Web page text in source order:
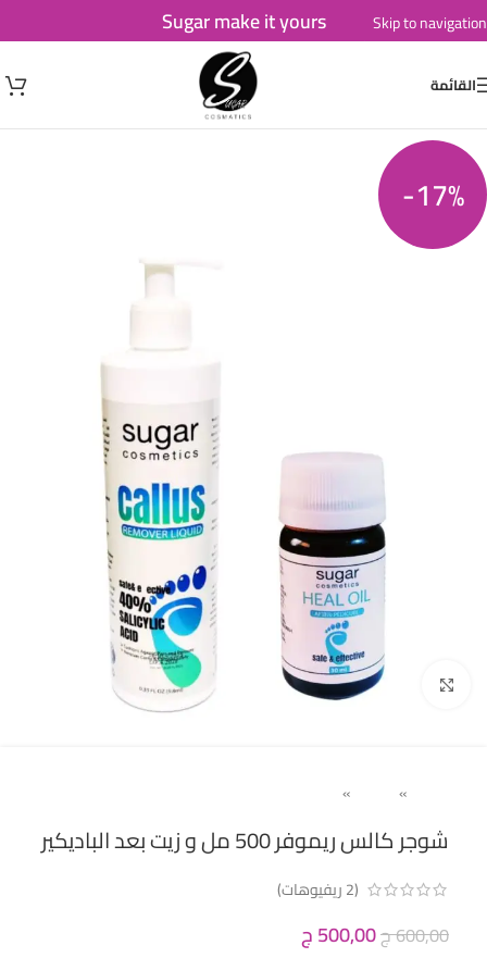
Skip to navigation
Skip to main content
Sugar make it yours
القائمة
-17%
Click to enlarge
»
»
شوجر كالس ريموفر 500 مل و زيت بعد الباديكير
(
2ريفيوهات)
600,00ج500,00ج